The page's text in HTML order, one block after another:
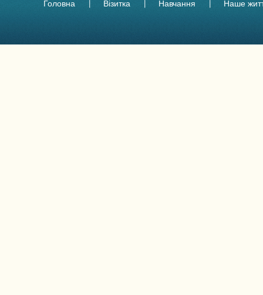
Головна Візитка Навчання Наше